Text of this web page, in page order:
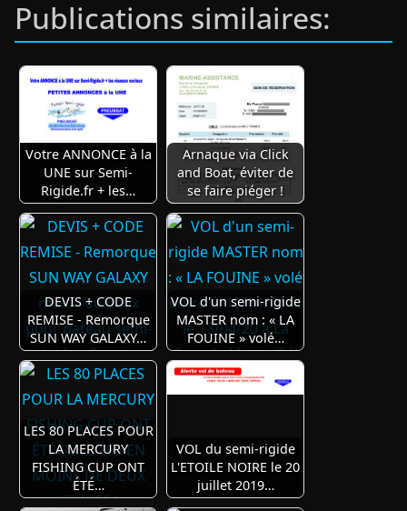
Publications similaires:
Votre ANNONCE à la
UNE sur Semi-
Rigide.fr + les…
Arnaque via Click
and Boat, éviter de
se faire piéger !
DEVIS + CODE
REMISE - Remorque
SUN WAY GALAXY…
VOL d'un semi-rigide
MASTER nom : « LA
FOUINE » volé…
LES 80 PLACES POUR
LA MERCURY
FISHING CUP ONT
ÉTÉ…
VOL du semi-rigide
L'ETOILE NOIRE le 20
juillet 2019…